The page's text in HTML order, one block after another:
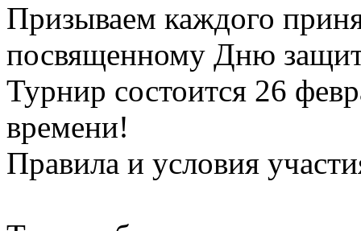
Призываем каждого
посвященному Дню
Турнир состоится 26
времени!
Правила и условия